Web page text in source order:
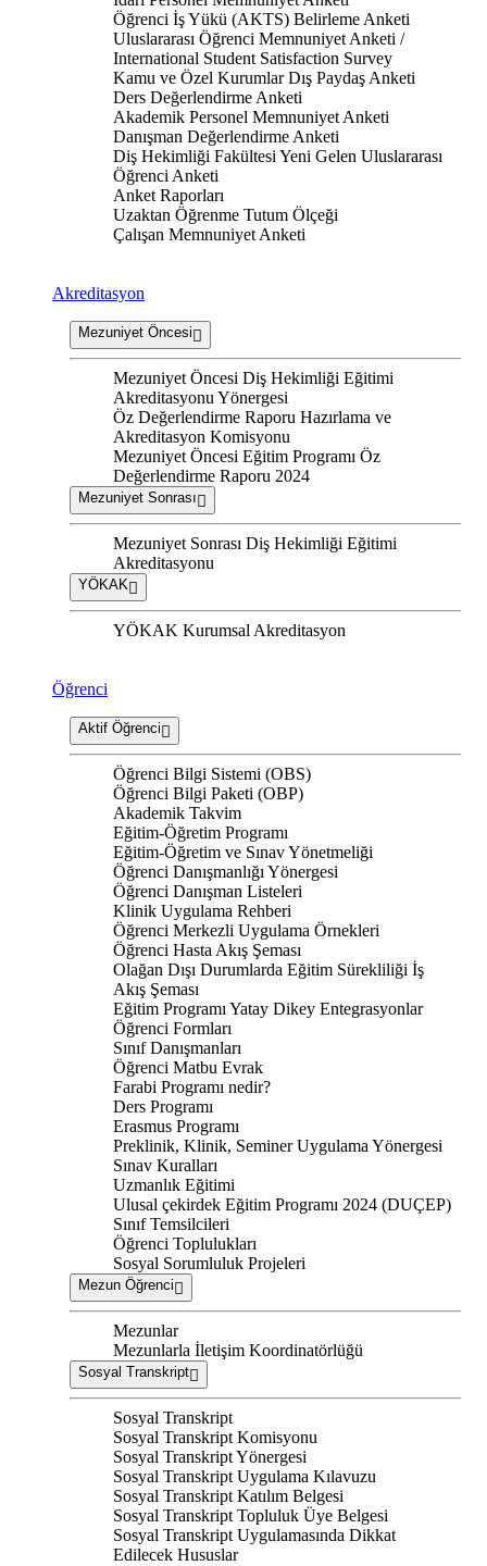
Öğrenci İş Yükü (AKTS) Belirleme Anketi
Uluslararası Öğrenci Memnuniyet Anketi /
International Student Satisfaction Survey
Kamu ve Özel Kurumlar Dış Paydaş Anketi
Ders Değerlendirme Anketi
Akademik Personel Memnuniyet Anketi
Danışman Değerlendirme Anketi
Diş Hekimliği Fakültesi Yeni Gelen Uluslararası
Öğrenci Anketi
Anket Raporları
Uzaktan Öğrenme Tutum Ölçeği
Çalışan Memnuniyet Anketi
Akreditasyon
Mezuniyet Öncesi
Mezuniyet Öncesi Diş Hekimliği Eğitimi
Akreditasyonu Yönergesi
Öz Değerlendirme Raporu Hazırlama ve
Akreditasyon Komisyonu
Mezuniyet Öncesi Eğitim Programı Öz
Değerlendirme Raporu 2024
Mezuniyet Sonrası
Mezuniyet Sonrası Diş Hekimliği Eğitimi
Akreditasyonu
YÖKAK
YÖKAK Kurumsal Akreditasyon
Öğrenci
Aktif Öğrenci
Öğrenci Bilgi Sistemi (OBS)
Öğrenci Bilgi Paketi (OBP)
Akademik Takvim
Eğitim-Öğretim Programı
Eğitim-Öğretim ve Sınav Yönetmeliği
Öğrenci Danışmanlığı Yönergesi
Öğrenci Danışman Listeleri
Klinik Uygulama Rehberi
Öğrenci Merkezli Uygulama Örnekleri
Öğrenci Hasta Akış Şeması
Olağan Dışı Durumlarda Eğitim Sürekliliği İş
Akış Şeması
Eğitim Programı Yatay Dikey Entegrasyonlar
Öğrenci Formları
Sınıf Danışmanları
Öğrenci Matbu Evrak
Farabi Programı nedir?
Ders Programı
Erasmus Programı
Preklinik, Klinik, Seminer Uygulama Yönergesi
Sınav Kuralları
Uzmanlık Eğitimi
Ulusal çekirdek Eğitim Programı 2024 (DUÇEP)
Sınıf Temsilcileri
Öğrenci Toplulukları
Sosyal Sorumluluk Projeleri
Mezun Öğrenci
Mezunlar
Mezunlarla İletişim Koordinatörlüğü
Sosyal Transkript
Sosyal Transkript
Sosyal Transkript Komisyonu
Sosyal Transkript Yönergesi
Sosyal Transkript Uygulama Kılavuzu
Sosyal Transkript Katılım Belgesi
Sosyal Transkript Topluluk Üye Belgesi
Sosyal Transkript Uygulamasında Dikkat
Edilecek Hususlar